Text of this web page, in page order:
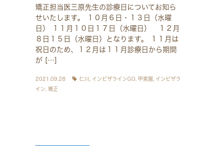
矯正担当医三原先生の診療日についてお知ら
せいたします。 １０月６日・１３日（水曜
日） １１月１０日１７日（水曜日） １２月
８日１５日（水曜日）となります。 １１月は
祝日のため、１２月は１１月診療日から期間
が […]
2021.09.28 仁川 インビザラインGO, 甲東園
インビザラ
イン 矯正